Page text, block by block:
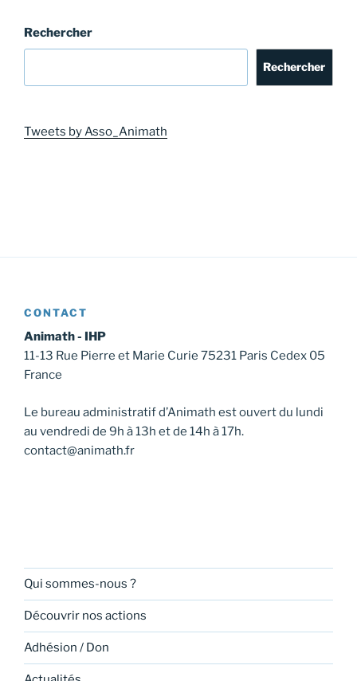
Rechercher
Rechercher
Tweets by Asso_Animath
CONTACT
Animath - IHP
11-13 Rue Pierre et Marie Curie 75231 Paris Cedex 05
France
Le bureau administratif d’Animath est ouvert du lundi
au vendredi de 9h à 13h et de 14h à 17h.
contact@animath.fr
Qui sommes-nous ?
Découvrir nos actions
Adhésion / Don